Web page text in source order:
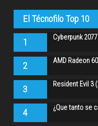
El Técnofilo Top 10
1 Cyberpunk
2 AMD Radeon
3 Resident Evil 3
4 ¿Que tanto se